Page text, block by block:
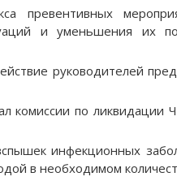
превентивных
и уменьшения их
руководителей
комиссии по
инфекционных
в необходимом